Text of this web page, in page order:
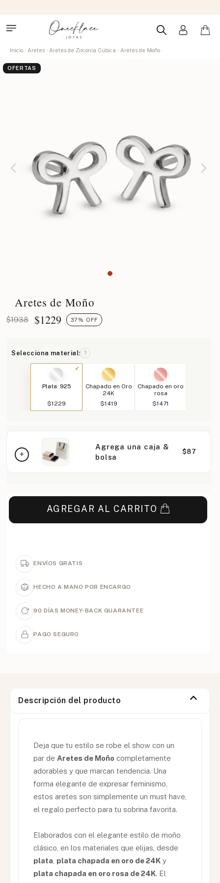
Inicio Aretes Aretes de Zirconia Cúbica Aretes de Moño
OFERTAS
Aretes de Moño
$1938 $1229 37% OFF
Selecciona material: ?
Plata .925
$1229
Chapado en Oro
24K
$1419
Chapado en oro
rosa
$1471
Agrega una caja &
bolsa
$87
AGREGAR AL CARRITO
ENVÍOS GRATIS
HECHO A MANO POR ENCARGO
90 DÍAS MONEY-BACK GUARANTEE
PAGO SEGURO
Descripción del producto
Deja que tu estilo se robe el show con un
par de Aretes de Moño completamente
adorables y que marcan tendencia. Una
forma elegante de expresar feminismo,
estos aretes son simplemente un must have,
el regalo perfecto para tu sobrina favorita.
Elaborados con el elegante estilo de moño
clásico, en los materiales que elijas, desde
plata plata chapada en oro de 24K y
plata chapada en oro rosa de 24K. El